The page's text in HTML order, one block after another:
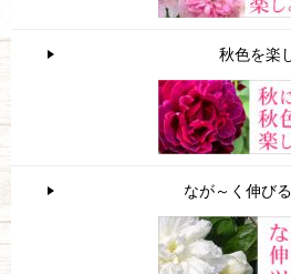
秋色を楽
なが～く伸び